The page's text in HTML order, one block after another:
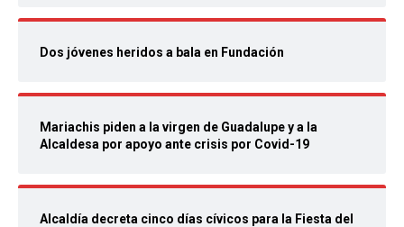
Dos jóvenes heridos a bala en Fundación
Mariachis piden a la virgen de Guadalupe y a la
Alcaldesa por apoyo ante crisis por Covid-19
Alcaldía decreta cinco días cívicos para la Fiesta del